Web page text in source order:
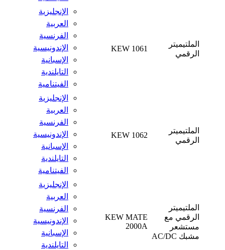
الملتيميتر
الرقمي
KEW 1061
الإنجليزية
العربية
الفرنسية
الإندونيسية
الإسبانية
التايلندية
الفيتنامية
الملتيميتر
الرقمي
KEW 1062
الإنجليزية
العربية
الفرنسية
الإندونيسية
الإسبانية
التايلندية
الفيتنامية
الملتيميتر
الرقمي مع
مستشعر
مشبك AC/DC
KEW MATE
2000A
الإنجليزية
العربية
الفرنسية
الإندونيسية
الإسبانية
التايلندية